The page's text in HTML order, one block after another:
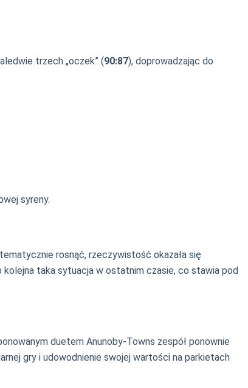
trzech „oczek” (90:87), doprowadzając do
syreny.
rosnąć, rzeczywistość okazała się
kolejna taka sytuacja w ostatnim czasie, co stawia pod
duetem Anunoby-Towns zespół ponownie
gry i udowodnienie swojej wartości na parkietach